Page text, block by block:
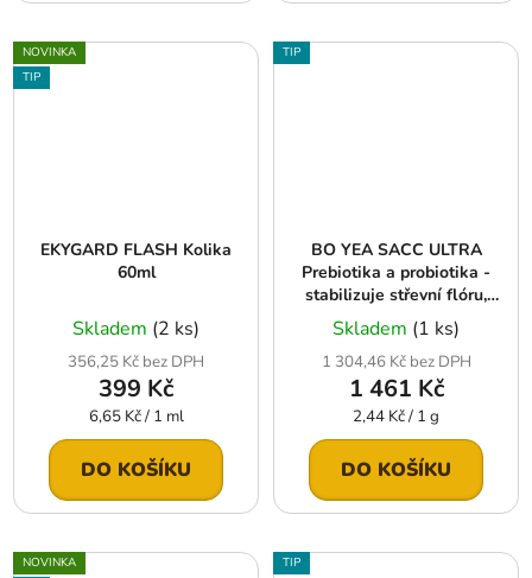
NOVINKA
TIP
EKYGARD FLASH Kolika
60ml
Skladem (2 ks)
356,25 Kč bez DPH
399 Kč
Měrná
cena:
6,65 Kč / 1 ml
DO KOŠÍKU
TIP
BO YEA SACC ULTRA
Prebiotika a probiotika -
stabilizuje střevní flóru,
zlepšuje trávení, posiluje
imunitu 600g
Skladem (1 ks)
1 304,46 Kč bez DPH
1 461 Kč
Měrná
cena:
2,44 Kč / 1 g
DO KOŠÍKU
NOVINKA
TIP